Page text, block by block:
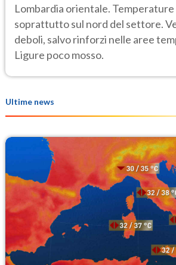
Lombardia orientale. Temperature
soprattutto sul nord del settore.
deboli, salvo rinforzi nelle aree
Ligure poco mosso.
Ultime news